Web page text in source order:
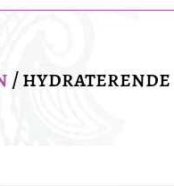
/hydraterende